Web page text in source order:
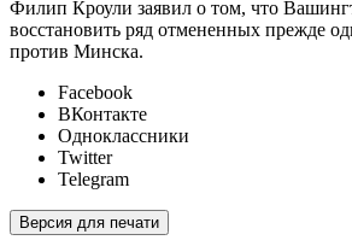
Филип Кроули заявил о том, что
восстановить ряд отмененных прежде
против Минска.
Facebook
ВКонтакте
Одноклассники
Twitter
Telegram
Версия для печати